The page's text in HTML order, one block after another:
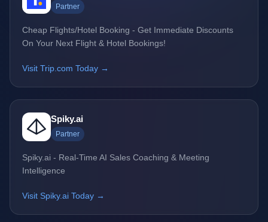
Partner
Cheap Flights/Hotel Booking - Get Immediate Discounts
On Your Next Flight & Hotel Bookings!
Visit Trip.com Today →
Spiky.ai
Partner
Spiky.ai - Real-Time AI Sales Coaching & Meeting
Intelligence
Visit Spiky.ai Today →